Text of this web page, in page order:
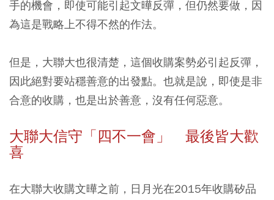
手的機會，即使可能引起文曄反彈，但仍然要做，因
為這是戰略上不得不然的作法。
但是，大聯大也很清楚，這個收購案勢必引起反彈，
因此絕對要站穩善意的出發點。也就是說，即使是非
合意的收購，也是出於善意，沒有任何惡意。
大聯大信守「四不一會」 最後皆大歡
喜
在大聯大收購文曄之前，日月光在2015年收購矽品